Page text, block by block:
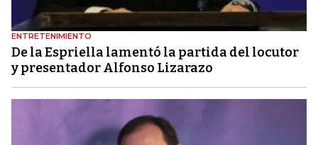
ENTRETENIMIENTO
De la Espriella lamentó la partida del locutor
y presentador Alfonso Lizarazo